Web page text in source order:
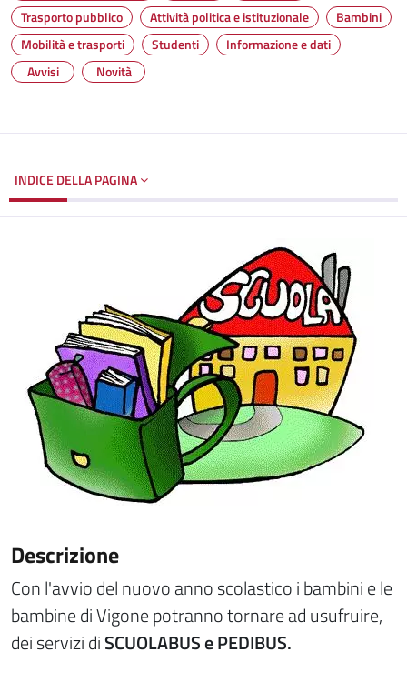
Trasporto pubblico
Attività politica e istituzionale
Bambini
Mobilità e trasporti
Studenti
Informazione e dati
Avvisi
Novità
INDICE DELLA PAGINA
Descrizione
Con l'avvio del nuovo anno scolastico i bambini e le
bambine di Vigone potranno tornare ad usufruire,
dei servizi diSCUOLABUS e PEDIBUS.